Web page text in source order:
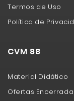
Termos de Uso
Política de
CVM 88
Material Didático
Ofertas